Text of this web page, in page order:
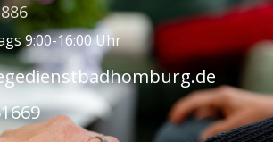
9:00-16:00 Uhr